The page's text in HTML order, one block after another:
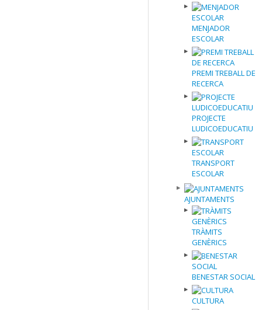
MENJADOR
ESCOLAR
PREMI TREBALL DE
RECERCA
PROJECTE
LUDICOEDUCATIU
TRANSPORT
ESCOLAR
AJUNTAMENTS
TRÀMITS
GENÈRICS
BENESTAR SOCIAL
CULTURA